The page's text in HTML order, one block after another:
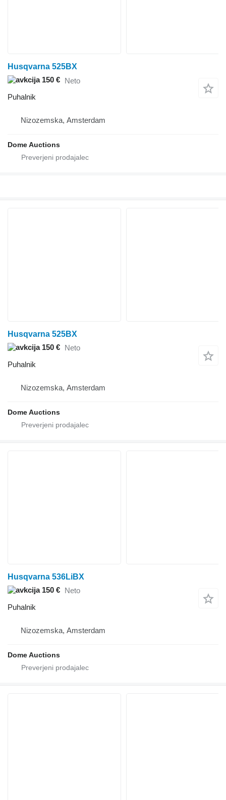
Husqvarna 525BX
150 € Neto
Puhalnik
Nizozemska, Amsterdam
Dome Auctions
Husqvarna 525BX
150 € Neto
Puhalnik
Nizozemska, Amsterdam
Dome Auctions
Husqvarna 536LiBX
150 € Neto
Puhalnik
Nizozemska, Amsterdam
Dome Auctions